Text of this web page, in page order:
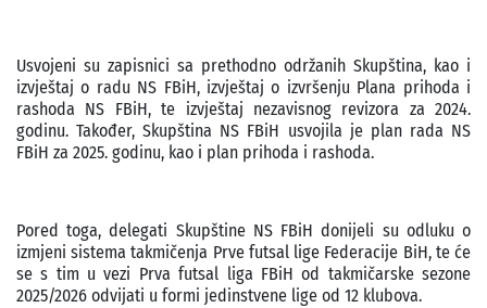
Usvojeni su zapisnici sa prethodno održanih Skupština, kao i
izvještaj o radu NS FBiH, izvještaj o izvršenju Plana prihoda i
rashoda NS FBiH, te izvještaj nezavisnog revizora za 2024.
godinu. Također, Skupština NS FBiH usvojila je plan rada NS
FBiH za 2025. godinu, kao i plan prihoda i rashoda.
Pored toga, delegati Skupštine NS FBiH donijeli su odluku o
izmjeni sistema takmičenja Prve futsal lige Federacije BiH, te će
se s tim u vezi Prva futsal liga FBiH od takmičarske sezone
2025/2026 odvijati u formi jedinstvene lige od 12 klubova.